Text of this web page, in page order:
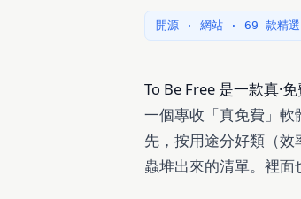
開源 · 網站 · 69 款精選
To Be Free 是一款真·
一個專收「真免費」
先，按用途分好類（
蟲堆出來的清單。裡面